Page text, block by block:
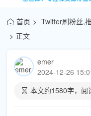
首页
Twitter刷粉丝,
正文
emer
2024-12-26
本文约1580字，阅